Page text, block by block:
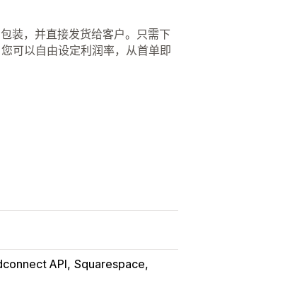
装，并直接发货给客户。只需下
可以自由设定利润率，从首单即
API Squarespace